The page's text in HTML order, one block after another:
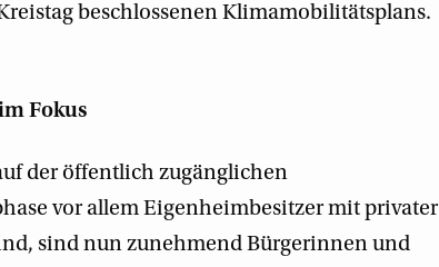
beschlossenen Klimamobilitätsplans.
Fokus
der öffentlich zugänglichen
vor allem Eigenheimbesitzer mit privater
sind nun zunehmend Bürgerinnen und